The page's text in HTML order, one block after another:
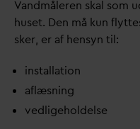
Vandmåleren skal som
huset. Den må kun
sker, er af hensyn til:
installation
aflæsning
vedligeholdelse